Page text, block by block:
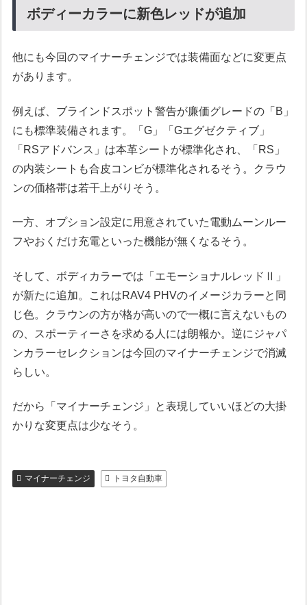
ボディーカラーに新色レッドが追加
他にも今回のマイナーチェンジでは装備面などに変更点
があります。
例えば、ブラインドスポット警告が廉価グレードの「B」
にも標準装備されます。「G」「Gエグゼクティブ」
「RSアドバンス」は本革シートが標準化され、「RS」
の内装シートも合皮コンビが標準化されるそう。クラウ
ンの価格帯は若干上がりそう。
一方、オプション設定に用意されていた電動ムーンルー
フやおくだけ充電といった機能が無くなるそう。
そして、ボディカラーでは「エモーショナルレッドⅡ」
が新たに追加。これはRAV4 PHVのイメージカラーと同
じ色。クラウンの方が格が高いので一概に言えないもの
の、スポーティーさを求める人には朗報か。逆にジャパ
ンカラーセレクションは今回のマイナーチェンジで消滅
らしい。
だから「マイナーチェンジ」と表現していいほどの大掛
かりな変更点は少なそう。
マイナーチェンジ トヨタ自動車